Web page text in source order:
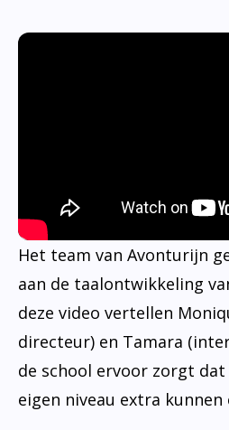
Het team van Avonturijn
aan de taalontwikkeling
deze video vertellen
directeur) en Tamara
de school ervoor zorgt
eigen niveau extra kunnen